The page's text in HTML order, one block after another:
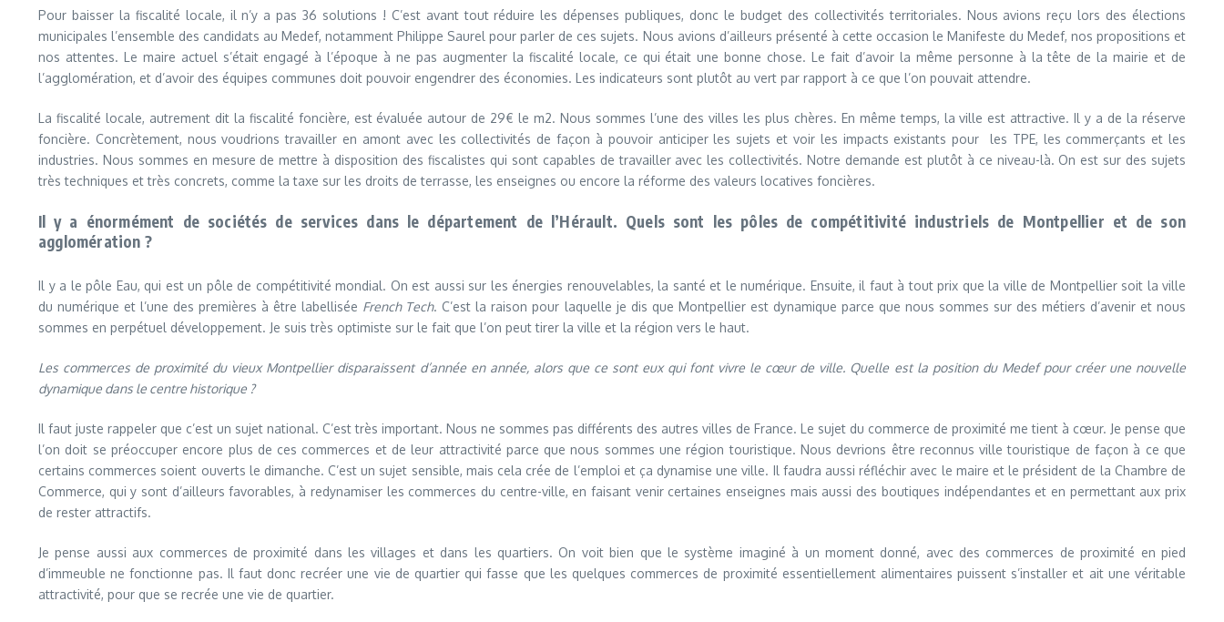
Pour baisser la fiscalité locale, il n’y a pas 36 solutions ! C’est avant tout réduire les dépenses publiques, donc le budget des collectivités territoriales. Nous avions reçu lors des élections
municipales l’ensemble des candidats au Medef, notamment Philippe Saurel pour parler de ces sujets. Nous avions d’ailleurs présenté à cette occasion le Manifeste du Medef, nos propositions et
nos attentes. Le maire actuel s’était engagé à l’époque à ne pas augmenter la fiscalité locale, ce qui était une bonne chose. Le fait d’avoir la même personne à la tête de la mairie et de
l’agglomération, et d’avoir des équipes communes doit pouvoir engendrer des économies. Les indicateurs sont plutôt au vert par rapport à ce que l’on pouvait attendre.
La fiscalité locale, autrement dit la fiscalité foncière, est évaluée autour de 29€ le m2. Nous sommes l’une des villes les plus chères. En même temps, la ville est attractive. Il y a de la réserve
foncière. Concrètement, nous voudrions travailler en amont avec les collectivités de façon à pouvoir anticiper les sujets et voir les impacts existants pour les TPE, les commerçants et les
industries. Nous sommes en mesure de mettre à disposition des fiscalistes qui sont capables de travailler avec les collectivités. Notre demande est plutôt à ce niveau-là. On est sur des sujets
très techniques et très concrets, comme la taxe sur les droits de terrasse, les enseignes ou encore la réforme des valeurs locatives foncières.
Il y a énormément de sociétés de services dans le département de l’Hérault. Quels sont les pôles de compétitivité industriels de Montpellier et de son
agglomération ?
Il y a le pôle Eau, qui est un pôle de compétitivité mondial. On est aussi sur les énergies renouvelables, la santé et le numérique. Ensuite, il faut à tout prix que la ville de Montpellier soit la ville
du numérique et l’une des premières à être labellisée French Tech. C’est la raison pour laquelle je dis que Montpellier est dynamique parce que nous sommes sur des métiers d’avenir et nous
sommes en perpétuel développement. Je suis très optimiste sur le fait que l’on peut tirer la ville et la région vers le haut.
Les commerces de proximité du vieux Montpellier disparaissent d’année en année, alors que ce sont eux qui font vivre le cœur de ville. Quelle est la position du Medef pour créer une nouvelle
dynamique dans le centre historique ?
Il faut juste rappeler que c’est un sujet national. C’est très important. Nous ne sommes pas différents des autres villes de France. Le sujet du commerce de proximité me tient à cœur. Je pense que
l’on doit se préoccuper encore plus de ces commerces et de leur attractivité parce que nous sommes une région touristique. Nous devrions être reconnus ville touristique de façon à ce que
certains commerces soient ouverts le dimanche. C’est un sujet sensible, mais cela crée de l’emploi et ça dynamise une ville. Il faudra aussi réfléchir avec le maire et le président de la Chambre de
Commerce, qui y sont d’ailleurs favorables, à redynamiser les commerces du centre-ville, en faisant venir certaines enseignes mais aussi des boutiques indépendantes et en permettant aux prix
de rester attractifs.
Je pense aussi aux commerces de proximité dans les villages et dans les quartiers. On voit bien que le système imaginé à un moment donné, avec des commerces de proximité en pied
d’immeuble ne fonctionne pas. Il faut donc recréer une vie de quartier qui fasse que les quelques commerces de proximité essentiellement alimentaires puissent s’installer et ait une véritable
attractivité, pour que se recrée une vie de quartier.